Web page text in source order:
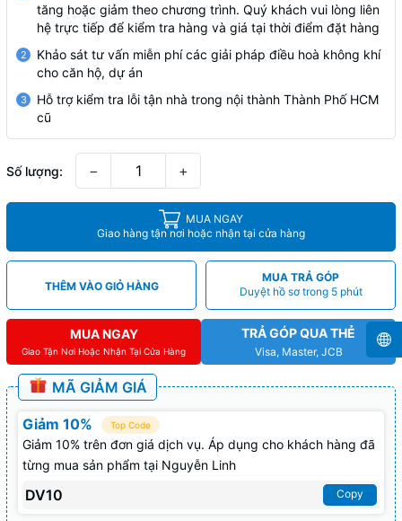
tăng hoặc giảm theo chương trình. Quý khách vui lòng liên
hệ trực tiếp để kiểm tra hàng và giá tại thời điểm đặt hàng
2
Khảo sát tư vấn miễn phí các giải pháp điều hoà không khí
cho căn hộ, dự án
3
Hỗ trợ kiểm tra lỗi tận nhà trong nội thành Thành Phố HCM
cũ
Số lượng: − +
MUA NGAY
Giao hàng tận nơi hoặc nhận tại cửa hàng
THÊM VÀO GIỎ HÀNG
MUA TRẢ GÓP
Duyệt hồ sơ trong 5 phút
MUA NGAY
Giao Tận Nơi Hoặc Nhận Tại Cửa Hàng
TRẢ GÓP QUA THẺ
Visa, Master, JCB
MÃ GIẢM GIÁ
Giảm 10% Top Code
Giảm 10% trên đơn giá dịch vụ. Áp dụng cho khách hàng đã
từng mua sản phẩm tại Nguyễn Linh
DV10 Copy